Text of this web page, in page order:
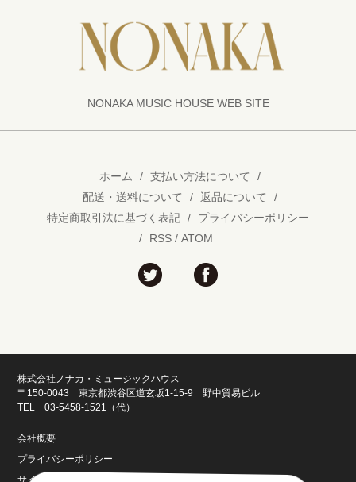
NONAKA MUSIC HOUSE WEB SITE
ホーム / 支払い方法について
/
配送・送料について
/ 返品について
/
特定商取引法に基づく表記 /
プライバシーポリシー
/
RSS / ATOM
株式会社ノナカ・ミュージックハウス
〒150-0043 東京都渋谷区道玄坂1-15-9 野中貿易ビル
TEL 03-5458-1521（代）
会社概要
プライバシーポリシー